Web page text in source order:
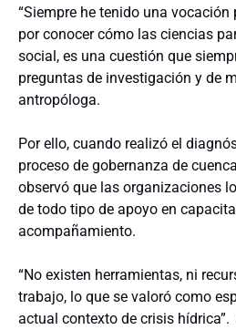
“Siempre he tenido una
por conocer cómo las ciencias
social, es una cuestión que
preguntas de investigación y de
antropóloga.
Por ello, cuando realizó el
proceso de gobernanza de
observó que las organizaciones
de todo tipo de apoyo en
acompañamiento.
“No existen herramientas, ni
trabajo, lo que se valoró como
actual contexto de crisis